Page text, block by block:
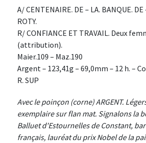
A/ CENTENAIRE. DE – LA. BANQUE.
ROTY.
R/ CONFIANCE ET TRAVAIL. Deux
(attribution).
Maier.109 – Maz.190
Argent – 123,41g – 69,0mm – 12 h. –
R. SUP
Avec le poinçon (corne) ARGENT.
exemplaire sur flan mat. Signalons la
Balluet d'Estournelles de Constant,
français, lauréat du prix Nobel de la